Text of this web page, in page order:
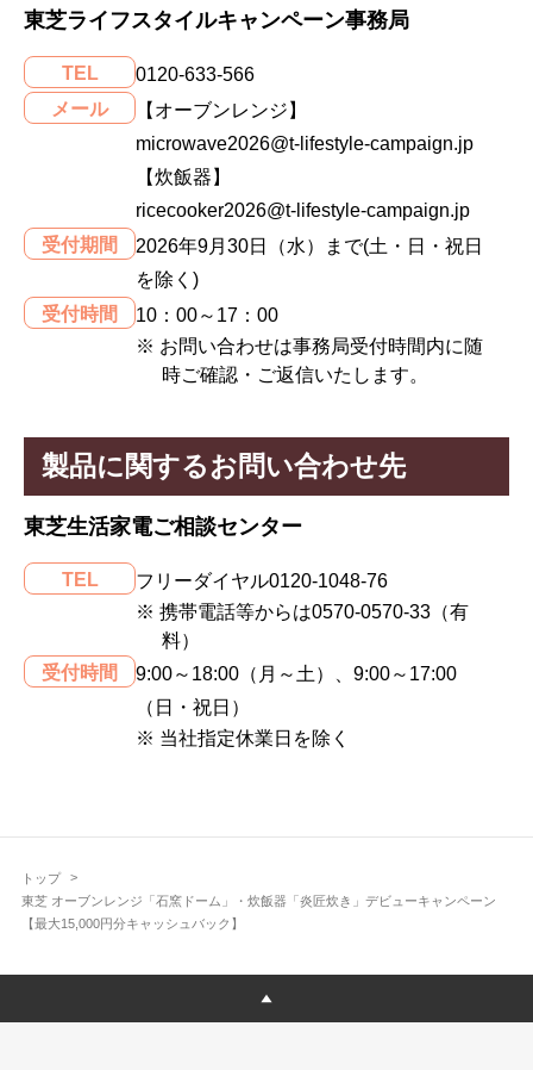
トップ
東芝 オーブンレンジ「石窯ドーム」・炊飯器「炎匠炊き」デビューキャンペーン
【最大15,000円分キャッシュバック】
東芝ライフスタイルキャンペーン事務局
TEL
0120-633-566
メール
【オーブンレンジ】
microwave2026@t-lifestyle-campaign.jp
【炊飯器】
ricecooker2026@t-lifestyle-campaign.jp
受付期間
2026年9月30日（水）まで(土・日・祝日
を除く)
受付時間
10：00～17：00
※ お問い合わせは事務局受付時間内に随
時ご確認・ご返信いたします。
製品に関するお問い合わせ先
東芝生活家電ご相談センター
TEL
フリーダイヤル0120-1048-76
※ 携帯電話等からは0570-0570-33（有
料）
受付時間
9:00～18:00（月～土）、9:00～17:00
（日・祝日）
※ 当社指定休業日を除く